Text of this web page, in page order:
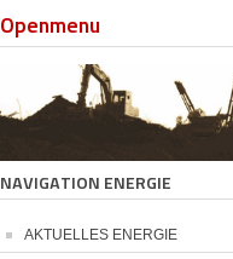
Openmenu
NAVIGATION ENERGIE
AKTUELLES ENERGIE